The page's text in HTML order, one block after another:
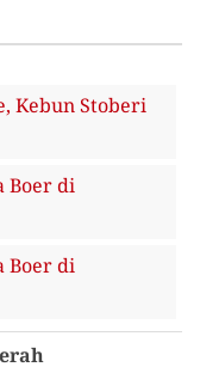
Kebun Stoberi
Boer di
Boer di